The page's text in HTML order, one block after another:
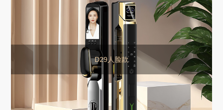
D29人脸款